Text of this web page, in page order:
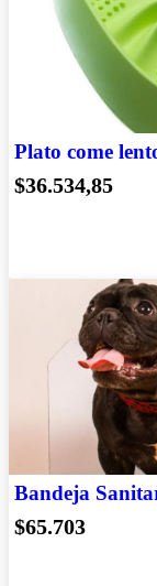
Plato come
$36.534,85
Bandeja
$65.703